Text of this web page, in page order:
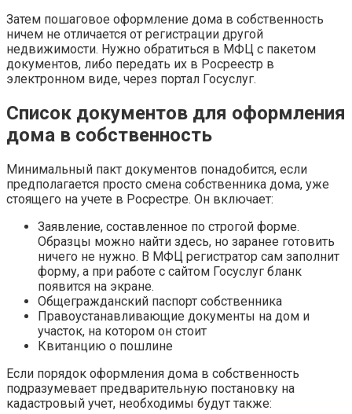
Затем пошаговое оформление дома в собственность
ничем не отличается от регистрации другой
недвижимости. Нужно обратиться в МФЦ с пакетом
документов, либо передать их в Росреестр в
электронном виде, через портал Госуслуг.
Список документов для оформления
дома в собственность
Минимальный пакт документов понадобится, если
предполагается просто смена собственника дома, уже
стоящего на учете в Росрестре. Он включает:
Заявление, составленное по строгой форме.
Образцы можно найти здесь, но заранее готовить
ничего не нужно. В МФЦ регистратор сам заполнит
форму, а при работе с сайтом Госуслуг бланк
появится на экране.
Общегражданский паспорт собственника
Правоустанавливающие документы на дом и
участок, на котором он стоит
Квитанцию о пошлине
Если порядок оформления дома в собственность
подразумевает предварительную постановку на
кадастровый учет, необходимы будут также: